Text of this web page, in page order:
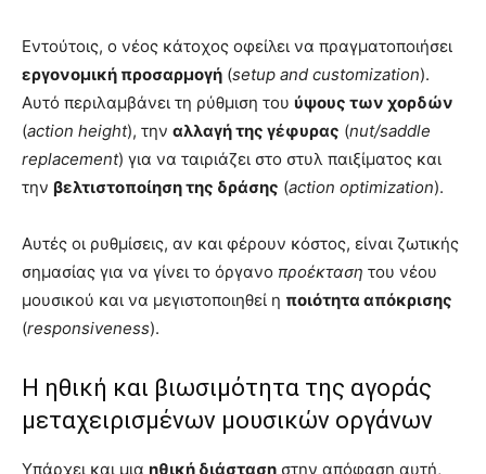
Εντούτοις, ο νέος κάτοχος οφείλει να πραγματοποιήσει
εργονομική προσαρμογή (setup and customization).
Αυτό περιλαμβάνει τη ρύθμιση του ύψους των χορδών
(action height), την αλλαγή της γέφυρας (nut/saddle
replacement) για να ταιριάζει στο στυλ παιξίματος και
την βελτιστοποίηση της δράσης (action optimization).
Αυτές οι ρυθμίσεις, αν και φέρουν κόστος, είναι ζωτικής
σημασίας για να γίνει το όργανο προέκταση του νέου
μουσικού και να μεγιστοποιηθεί η ποιότητα απόκρισης
(responsiveness).
Η ηθική και βιωσιμότητα της αγοράς
μεταχειρισμένων μουσικών οργάνων
Υπάρχει και μια ηθική διάσταση στην απόφαση αυτή,